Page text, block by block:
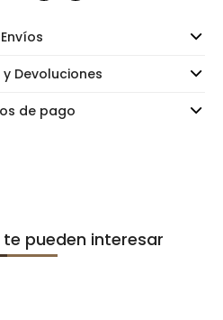
Envíos
Devoluciones
de pago
pueden interesar